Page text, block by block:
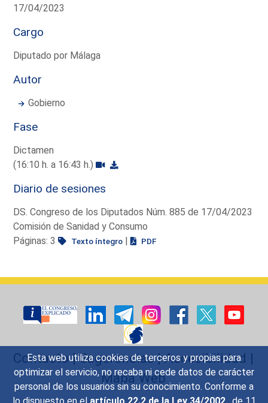
Esta web utiliza cookies de terceros y propias para
optimizar el servicio, no recaba ni cede datos de carácter
personal de los usuarios sin su conocimiento. Conforme a
17/04/2023
Cargo
Diputado por Málaga
Autor
Gobierno
Fase
Dictamen
(16:10 h. a 16:43 h.)
Diario de sesiones
DS. Congreso de los Diputados Núm. 885 de 17/04/2023
Comisión de Sanidad y Consumo
Páginas: 3
Texto íntegro | PDF
Contacto|Sugerencias|Accesibilidad |
Mapa Web